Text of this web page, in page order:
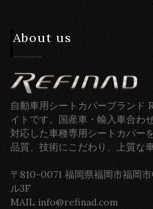
About us
自動車用シートカバーブランド
イトです。国産車・輸入車合わ
対応した車種専用シートカバー
品質、技術にこだわり、上質な
〒810-0071 福岡県福岡市福岡
ル3F
MAIL info@refinad.com